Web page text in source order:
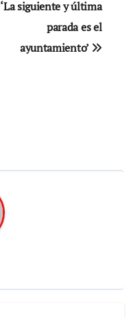
‘La siguiente y última
parada es el
ayuntamiento’